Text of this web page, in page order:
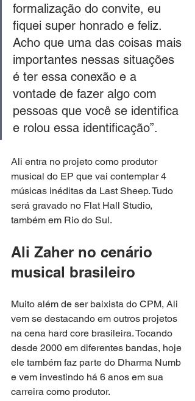
formalização do convite, eu
fiquei super honrado e feliz.
Acho que uma das coisas mais
importantes nessas situações
é ter essa conexão e a
vontade de fazer algo com
pessoas que você se identifica
e rolou essa identificação”.
Ali entra no projeto como produtor
musical do EP que vai contemplar 4
músicas inéditas da Last Sheep. Tudo
será gravado no Flat Hall Studio,
também em Rio do Sul.
Ali Zaher no cenário
musical brasileiro
Muito além de ser baixista do CPM, Ali
vem se destacando em outros projetos
na cena hard core brasileira. Tocando
desde 2000 em diferentes bandas, hoje
ele também faz parte do Dharma Numb
e vem investindo há 6 anos em sua
carreira como produtor.